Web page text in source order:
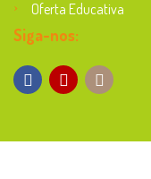
Oferta Educativa
Siga-nos: